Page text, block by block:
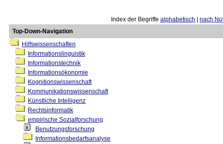
Index der Begriffe alphabetisch
nach
Top-Down-Navigation
Hilfswissenschaften
Informationslinguistik
Informationstechnik
Informationsökonomie
Kognitionswissenschaft
Kommunikationswissenschaft
Künstliche Intelligenz
Rechtsinformatik
empirische Sozialforschung
Benutzungsforschung
Informationsbedarfsanalyse